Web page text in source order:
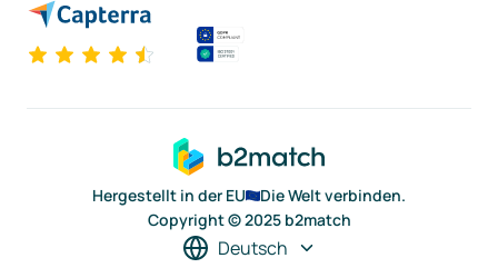
Hergestellt in der EU
Die Welt verbinden.
Copyright © 2025 b2match
Deutsch